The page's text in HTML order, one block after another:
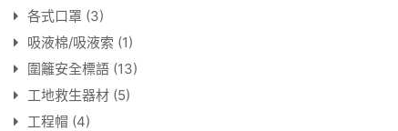
各式口罩 (3)
吸液棉/吸液索 (1)
圍籬安全標語 (13)
工地救生器材 (5)
工程帽 (4)